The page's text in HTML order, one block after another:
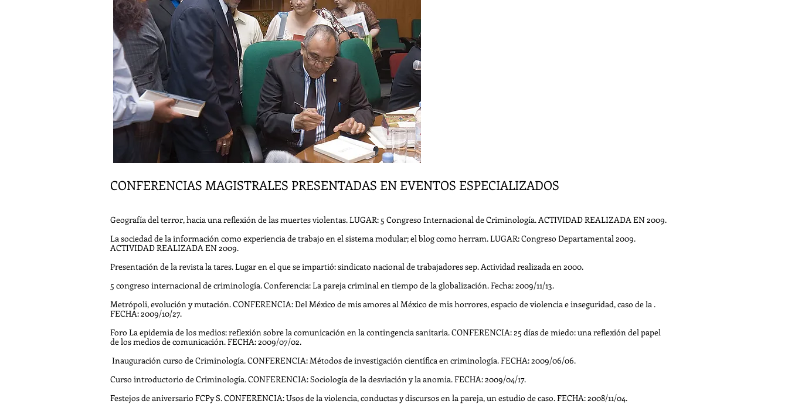
CONFERENCIAS MAGISTRALES PRESENTADAS EN EVENTOS ESPECIALIZADOS
Geografía del terror, hacia una reflexión de las muertes violentas. LUGAR: 5 Congreso Internacional de Criminología. ACTIVIDAD REALIZADA EN 2009.
La sociedad de la información como experiencia de trabajo en el sistema modular; el blog como herram. LUGAR: Congreso Departamental 2009.
ACTIVIDAD REALIZADA EN 2009.
Presentación de la revista la tares. Lugar en el que se impartió: sindicato nacional de trabajadores sep. Actividad realizada en 2000.
5 congreso internacional de criminología. Conferencia: La pareja criminal en tiempo de la globalización. Fecha: 2009/11/13.
Metrópoli, evolución y mutación. CONFERENCIA: Del México de mis amores al México de mis horrores, espacio de violencia e inseguridad, caso de la .
FECHA: 2009/10/27.
Foro La epidemia de los medios: reflexión sobre la comunicación en la contingencia sanitaria. CONFERENCIA: 25 días de miedo: una reflexión del papel
de los medios de comunicación. FECHA: 2009/07/02.
Inauguración curso de Criminología. CONFERENCIA: Métodos de investigación científica en criminología. FECHA: 2009/06/06.
Curso introductorio de Criminología. CONFERENCIA: Sociología de la desviación y la anomia. FECHA: 2009/04/17.
Festejos de aniversario FCPy S. CONFERENCIA: Usos de la violencia, conductas y discursos en la pareja, un estudio de caso. FECHA: 2008/11/04.